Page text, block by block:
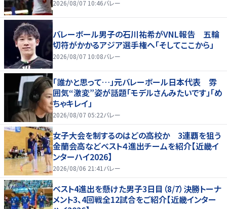
2026/08/07 10:46バレー
バレーボール男子の石川祐希がVNL報告 五輪
切符がかかるアジア選手権へ「そしてここから」
2026/08/07 10:08バレー
「誰かと思って…」元バレーボール日本代表 雰
囲気“激変”姿が話題「モデルさんみたいです」「め
ちゃキレイ」
2026/08/07 05:22バレー
女子大会を制するのはどの高校か 3連覇を狙う
金蘭会高などベスト４進出チームを紹介【近畿イ
ンターハイ2026】
2026/08/06 21:41 バレー
ベスト4進出を懸けた男子3日目（8/7）決勝トーナ
メント3、4回戦全12試合をご紹介【近畿インター